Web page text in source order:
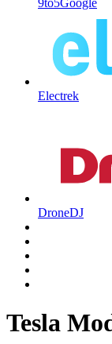
9to5Google
Electrek
DroneDJ
Tesla